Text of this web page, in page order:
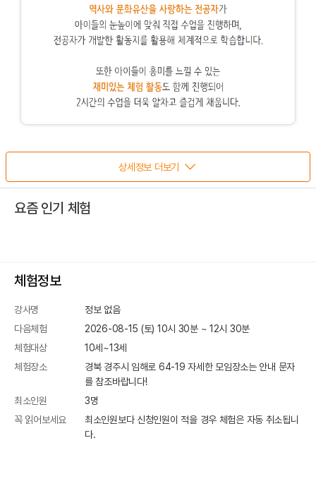
상세정보 더보기
요즘 인기 체험
체험정보
강사명
정보 없음
다음체험
2026-08-15 (토) 10시 30분~ 12시 30분
체험대상
10세~13세
체험장소
경북 경주시 임해로 64-19 자세한 모임장소는 안내 문자
를 참조바랍니다!
최소인원
3명
꼭 읽어보세요
최소인원보다 신청인원이 적을 경우 체험은 자동 취소됩니
다.